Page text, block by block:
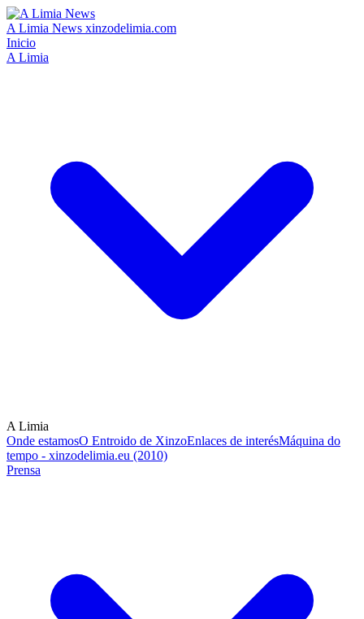
A Limia News xinzodelimia.com
Inicio
A Limia
A Limia
Onde estamosO Entroido de XinzoEnlaces de interésMáquina do
tempo - xinzodelimia.eu (2010)
Prensa